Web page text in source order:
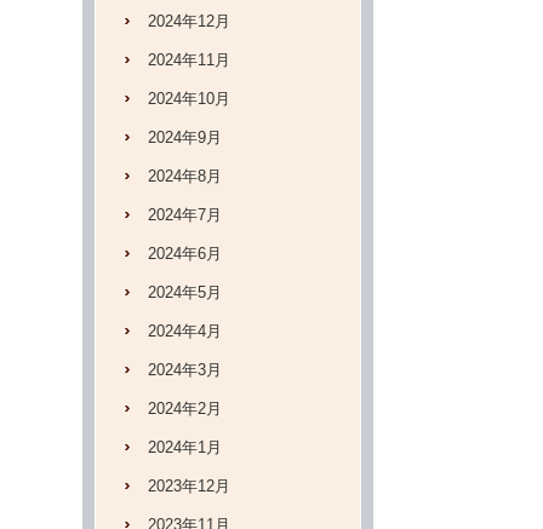
2024年12月
2024年11月
2024年10月
2024年9月
2024年8月
2024年7月
2024年6月
2024年5月
2024年4月
2024年3月
2024年2月
2024年1月
2023年12月
2023年11月